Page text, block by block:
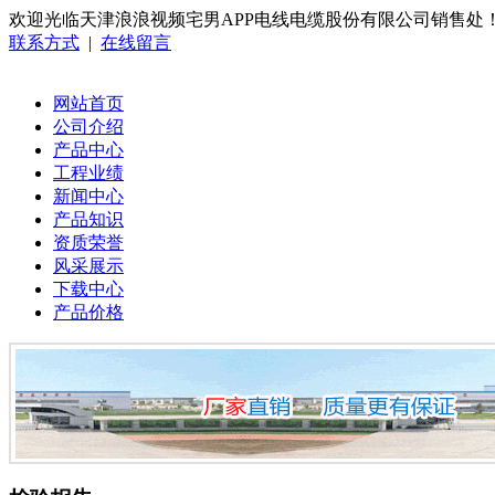
欢迎光临天津浪浪视频宅男APP电线电缆股份有限公司销售处
联系方式 | 在线留言
网站首页
公司介绍
产品中心
工程业绩
新闻中心
产品知识
资质荣誉
风采展示
下载中心
产品价格